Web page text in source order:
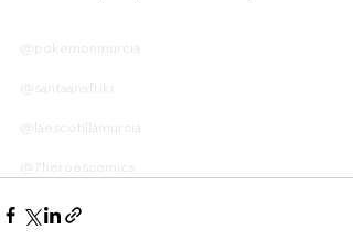
@pokemonmurcia
@santaanafriki
@laescotillamurcia
@7heroescomics